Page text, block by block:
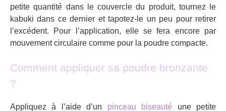
petite quantité dans le couvercle du produit, tournez le
kabuki dans ce dernier et tapotez-le un peu pour retirer
l’excédent. Pour l’application, elle se fera encore par
mouvement circulaire comme pour la poudre compacte.
Comment appliquer sa poudre bronzante
?
Appliquez à l’aide d’un pinceau biseauté une petite